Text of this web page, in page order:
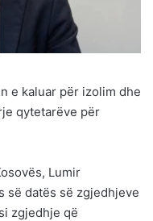
e kaluar për izolim dhe
qytetarëve për
Lumir
së datës së zgjedhjeve
zgjedhje që